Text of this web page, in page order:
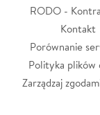
RODO -
Kontakt
Porównanie
Polityka plików
Zarządzaj